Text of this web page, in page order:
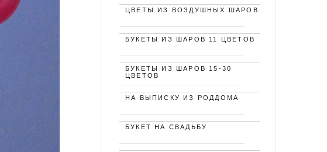
ЦВЕТЫ ИЗ ВОЗДУШНЫХ ШАРОВ
БУКЕТЫ ИЗ ШАРОВ 11 ЦВЕТОВ
БУКЕТЫ ИЗ ШАРОВ 15-30
ЦВЕТОВ
НА ВЫПИСКУ ИЗ РОДДОМА
БУКЕТ НА СВАДЬБУ